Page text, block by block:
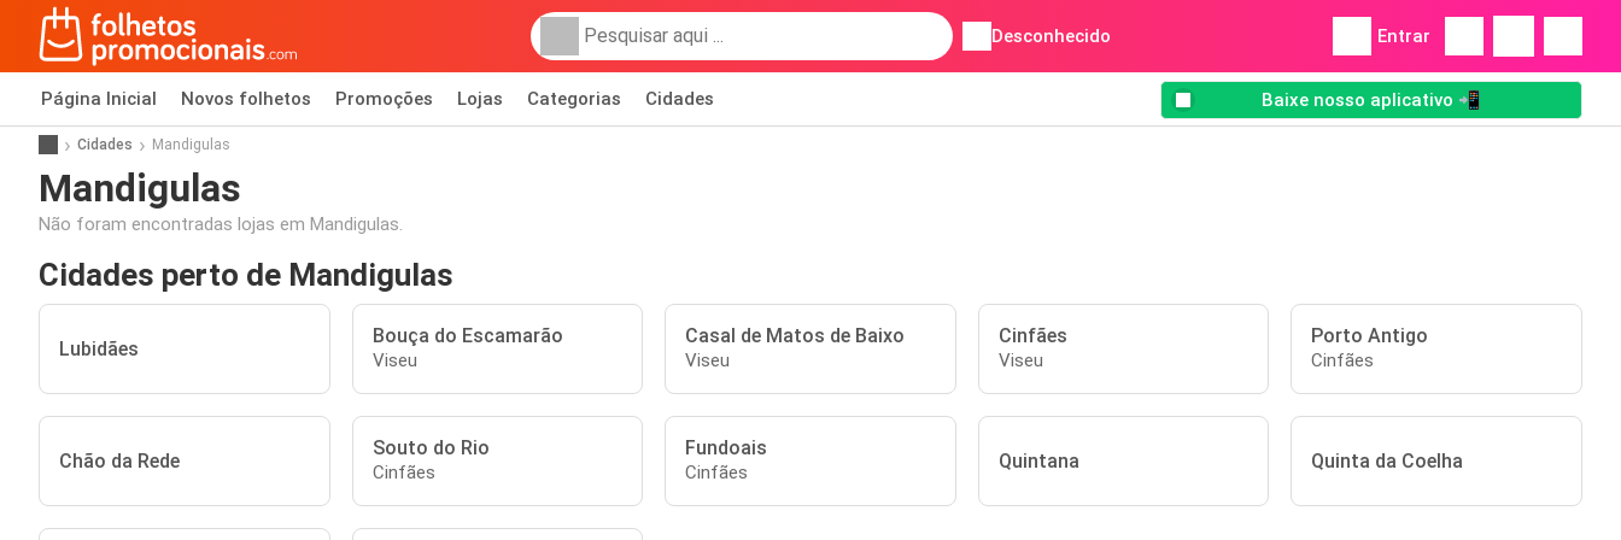
Desconhecido Entrar
Página Inicial Novos folhetos Promoções Lojas Categorias Cidades Baixe nosso aplicativo 📲
Cidades Mandigulas
Mandigulas
Não foram encontradas lojas em Mandigulas.
Cidades perto de Mandigulas
Lubidães
Bouça do Escamarão
Viseu
Casal de Matos de Baixo
Viseu
Cinfães
Viseu
Porto Antigo
Cinfães
Chão da Rede
Souto do Rio
Cinfães
Fundoais
Cinfães Quintana Quinta da Coelha